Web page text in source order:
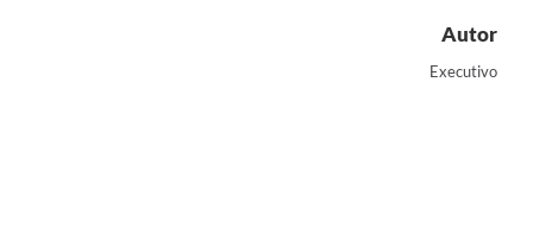
Autor
Executivo